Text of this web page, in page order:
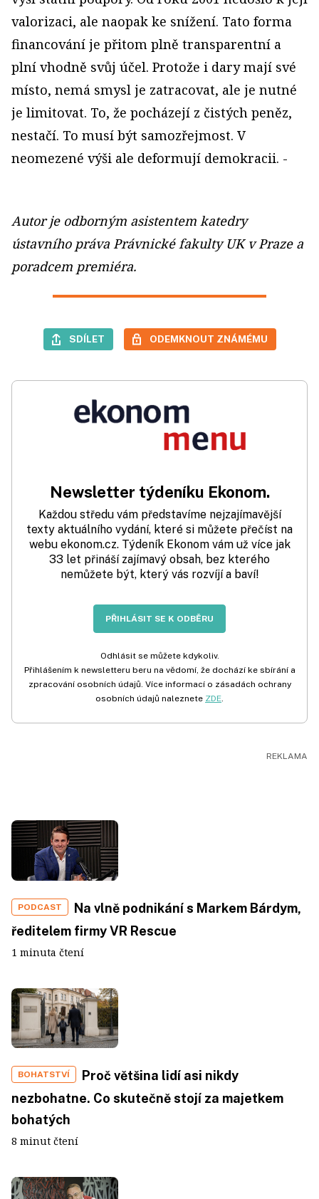
valorizaci, ale naopak ke snížení. Tato forma
financování je přitom plně transparentní a
plní vhodně svůj účel. Protože i dary mají své
místo, nemá smysl je zatracovat, ale je nutné
je limitovat. To, že pocházejí z čistých peněz,
nestačí. To musí být samozřejmost. V
neomezené výši ale deformují demokracii. -
Autor je odborným asistentem katedry
ústavního práva Právnické fakulty UK v Praze a
poradcem premiéra.
SDÍLET ODEMKNOUT ZNÁMÉMU
Newsletter týdeníku Ekonom.
Každou středu vám představíme nejzajímavější
texty aktuálního vydání, které si můžete přečíst na
webu ekonom.cz. Týdeník Ekonom vám už více jak
33 let přináší zajímavý obsah, bez kterého
nemůžete být, který vás rozvíjí a baví!
PŘIHLÁSIT SE K ODBĚRU
Odhlásit se můžete kdykoliv.
Přihlášením k newsletteru beru na vědomí, že dochází ke sbírání a
zpracování osobních údajů. Více informací o zásadách ochrany
osobních údajů naleznete ZDE.
PODCAST
Na vlně podnikání s Markem Bárdym,
ředitelem firmy VR Rescue
1 minuta čtení
BOHATSTVÍ
Proč většina lidí asi nikdy
nezbohatne. Co skutečně stojí za majetkem
bohatých
8 minut čtení